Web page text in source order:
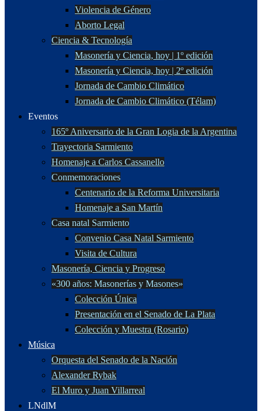
Violencia de Género
Aborto Legal
Ciencia & Tecnología
Masonería y Ciencia, hoy | 1º edición
Masonería y Ciencia, hoy | 2º edición
Jornada de Cambio Climático
Jornada de Cambio Climático (Télam)
Eventos
165º Aniversario de la Gran Logia de la Argentina
Trayectoria Sarmiento
Homenaje a Carlos Cassanello
Conmemoraciones
Centenario de la Reforma Universitaria
Homenaje a San Martín
Casa natal Sarmiento
Convenio Casa Natal Sarmiento
Visita de Cultura
Masonería, Ciencia y Progreso
«300 años: Masonerías y Masones»
Colección Única
Presentación en el Senado de La Plata
Colección y Muestra (Rosario)
Música
Orquesta del Senado de la Nación
Alexander Rybak
El Muro y Juan Villarreal
LNdlM